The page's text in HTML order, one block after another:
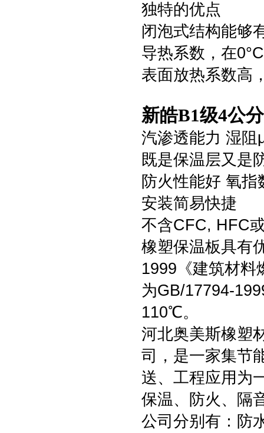
独特的优点
闭泡式结构能够
导热系数，在
表面放热系数高
新皓B1级4公
汽渗透能力 湿阻
既是保温层又是
防火性能好 氧指
安装简易快捷
不含CFC, HFC
橡塑保温板具有
1999《建筑材料
为GB/17794-
110℃。
河北奥美斯橡塑
司，是一家集节
送、工程应用为
保温、防火、隔
公司分别有：防